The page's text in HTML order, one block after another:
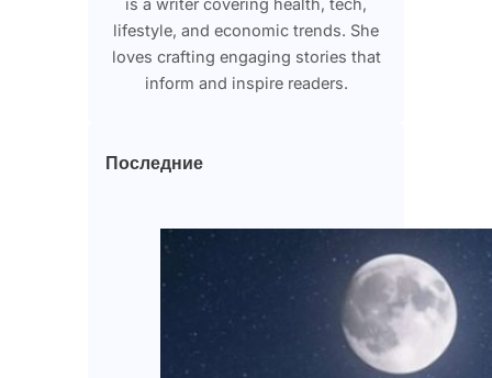
is a writer covering health, tech,
lifestyle, and economic trends. She
loves crafting engaging stories that
inform and inspire readers.
Последние